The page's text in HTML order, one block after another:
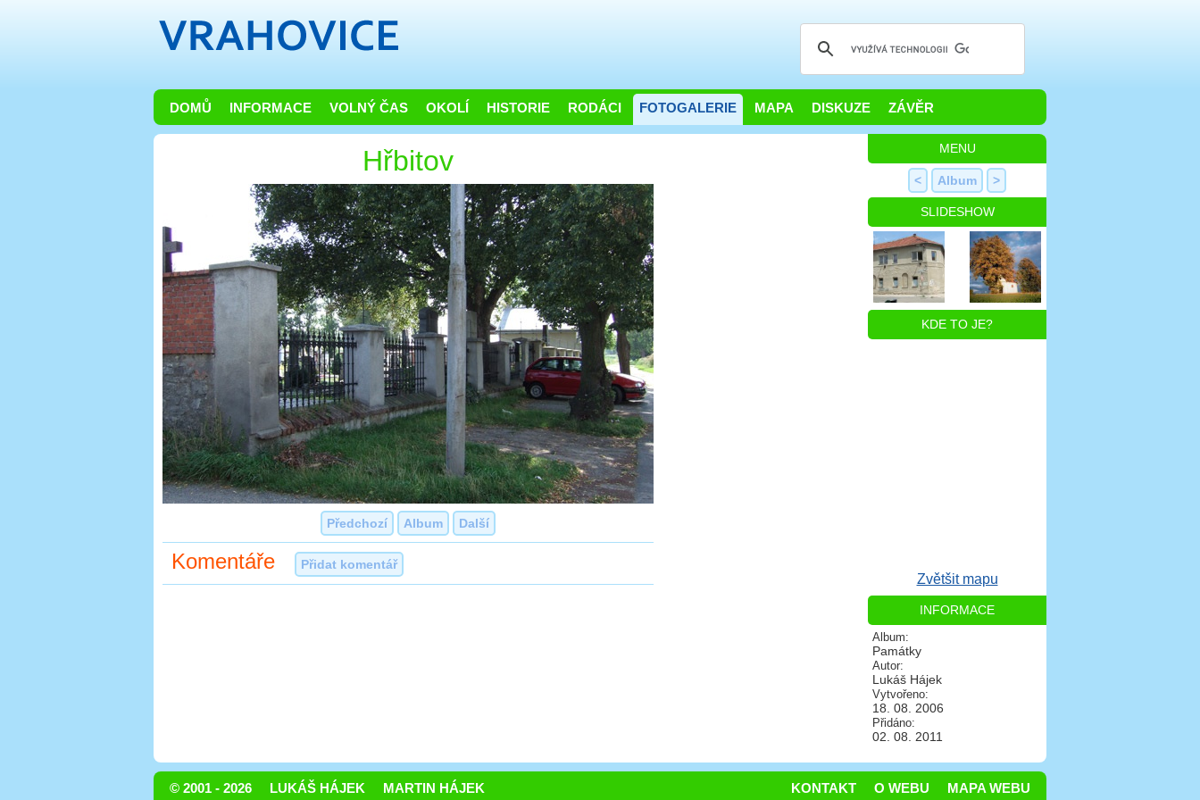
DOMŮ INFORMACE VOLNÝ ČAS OKOLÍ HISTORIE RODÁCI FOTOGALERIE MAPA DISKUZE ZÁVĚR
Hřbitov
Předchozí Album Další
Komentáře Přidat komentář
MENU
< Album >
SLIDESHOW
KDE TO JE?
Zvětšit mapu
INFORMACE
Album:
Památky
Autor:
Lukáš Hájek
Vytvořeno:
18. 08. 2006
Přidáno:
02. 08. 2011
© 2001 - 2026 LUKÁŠ HÁJEK MARTIN HÁJEK MAPA WEBU
O WEBU
KONTAKT